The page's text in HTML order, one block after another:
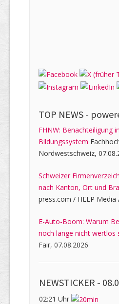
TOP NEWS -
FHNW: Benachteiligung
Bildungssystem
Nordwestschweiz,
Schweizer
nach Kanton, Ort und
press.com / HELP Media
E-Auto-Boom: Warum
noch lange nicht wertlos
Fair, 07.08.2026
NEWSTICKER -
02:21 Uhr